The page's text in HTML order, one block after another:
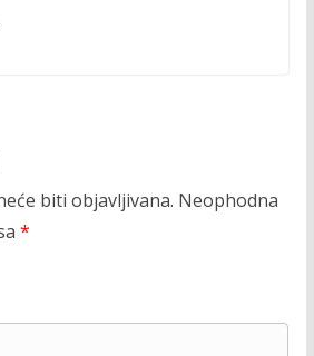
biti objavljivana. Neophodna
*